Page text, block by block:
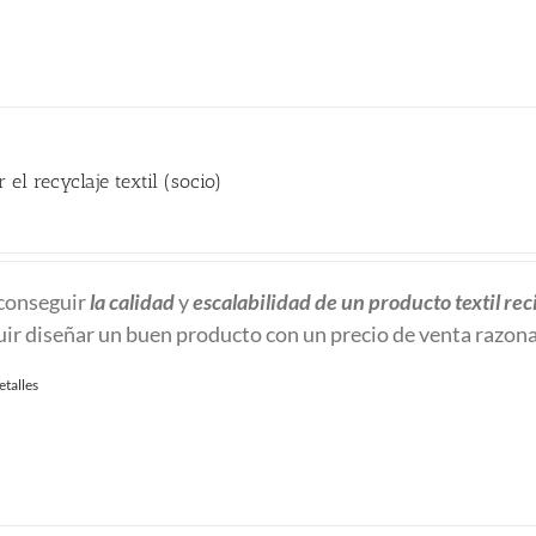
el recyclaje textil (socio)
la calidadyescalabilidadde un producto textil
diseñar un buen producto con un precio de venta